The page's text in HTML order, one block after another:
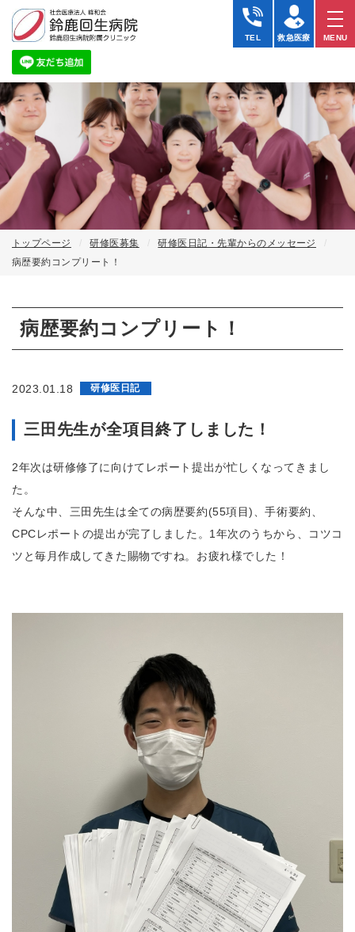
病
歴
要
約
コ
ン
プ
リ
ー
ト！
研
修
医
日
記
｜
社
会
人
鈴
病
鈴
鹿
回
生
病
院
附
ニ
TEL 救急医療 MENU
トップページ 研修医募集
研修医日記・先輩からのメッセージ
病歴要約コンプリート！
病歴要約コンプリート！
2023.01.18 研修医日記
三田先生が全項目終了しました！
2年次は研修修了に向けてレポート提出が忙しくなってきまし
た。
そんな中、三田先生は全ての病歴要約(55項目)、手術要約、
CPCレポートの提出が完了しました。1年次のうちから、コツコ
ツと毎月作成してきた賜物ですね。お疲れ様でした！